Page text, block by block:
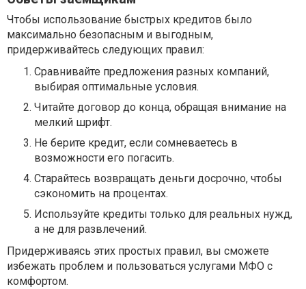
Чтобы использование быстрых кредитов было
максимально безопасным и выгодным,
придерживайтесь следующих правил:
Сравнивайте предложения разных компаний,
выбирая оптимальные условия.
Читайте договор до конца, обращая внимание на
мелкий шрифт.
Не берите кредит, если сомневаетесь в
возможности его погасить.
Старайтесь возвращать деньги досрочно, чтобы
сэкономить на процентах.
Используйте кредиты только для реальных нужд,
а не для развлечений.
Придерживаясь этих простых правил, вы сможете
избежать проблем и пользоваться услугами МФО с
комфортом.